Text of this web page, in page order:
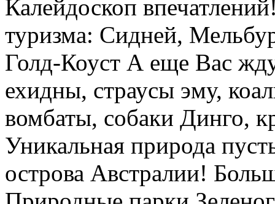
Калейдоскоп
туризма: Сидней,
Голд-Коуст А еще Вас
ехидны, страусы эму,
вомбаты, собаки Динго,
Уникальная природа
острова Австралии!